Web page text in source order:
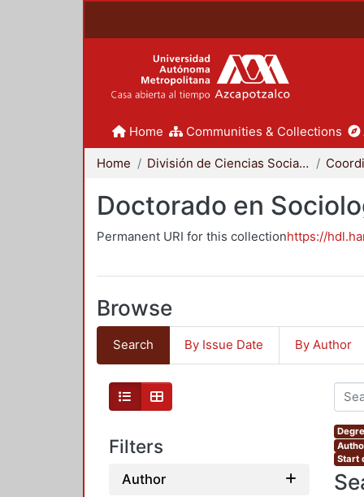
Home Communities & Collections
Home División de Ciencias Sociales y Humanidades
Doctorado en
Permanent URI for this collectionhttps://
Browse
Search By Issue Date By Author
Filters
Author
Start